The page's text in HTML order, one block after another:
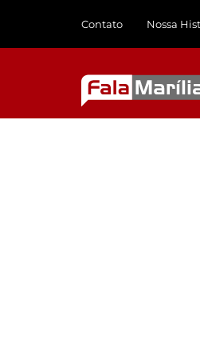
Contato Nossa